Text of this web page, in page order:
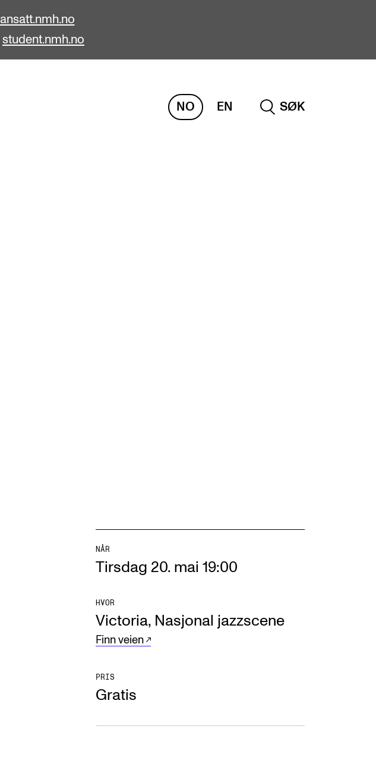
ansatt.nmh.no
student.nmh.no
NO EN
SØK
NÅR
Tirsdag 20. mai 19:00
HVOR
Victoria, Nasjonal jazzscene
Finn veien
PRIS
Gratis